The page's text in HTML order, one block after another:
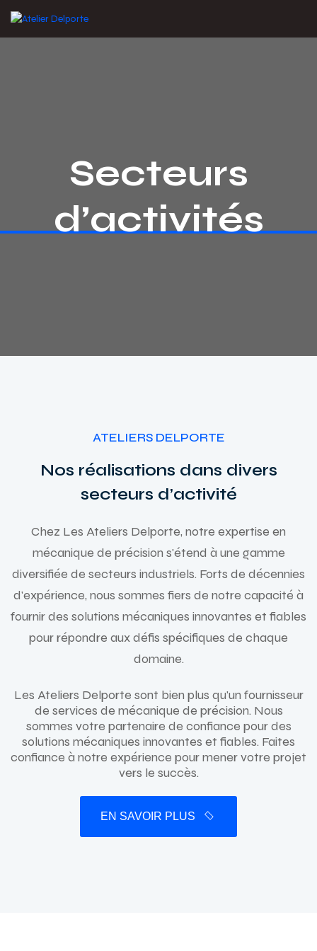
Secteurs
d’activités
ATELIERS DELPORTE
Nos réalisations dans divers
secteurs d’activité
Chez Les Ateliers Delporte, notre expertise en
mécanique de précision s'étend à une gamme
diversifiée de secteurs industriels. Forts de décennies
d'expérience, nous sommes fiers de notre capacité à
fournir des solutions mécaniques innovantes et fiables
pour répondre aux défis spécifiques de chaque
domaine.
Les Ateliers Delporte sont bien plus qu'un fournisseur
de services de mécanique de précision. Nous
sommes votre partenaire de confiance pour des
solutions mécaniques innovantes et fiables. Faites
confiance à notre expérience pour mener votre projet
vers le succès.
EN SAVOIR PLUS